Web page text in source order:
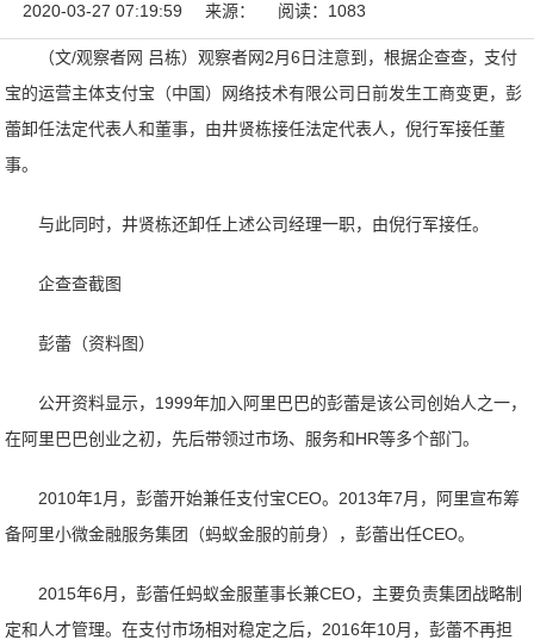
2020-03-27 07:19:59 来源： 阅读：1083
（文/观察者网 吕栋）观察者网2月6日注意到，根据企查查，支付
宝的运营主体支付宝（中国）网络技术有限公司日前发生工商变更，彭
蕾卸任法定代表人和董事，由井贤栋接任法定代表人，倪行军接任董
事。
与此同时，井贤栋还卸任上述公司经理一职，由倪行军接任。
企查查截图
彭蕾（资料图）
公开资料显示，1999年加入阿里巴巴的彭蕾是该公司创始人之一，
在阿里巴巴创业之初，先后带领过市场、服务和HR等多个部门。
2010年1月，彭蕾开始兼任支付宝CEO。2013年7月，阿里宣布筹
备阿里小微金融服务集团（蚂蚁金服的前身），彭蕾出任CEO。
2015年6月，彭蕾任蚂蚁金服董事长兼CEO，主要负责集团战略制
定和人才管理。在支付市场相对稳定之后，2016年10月，彭蕾不再担